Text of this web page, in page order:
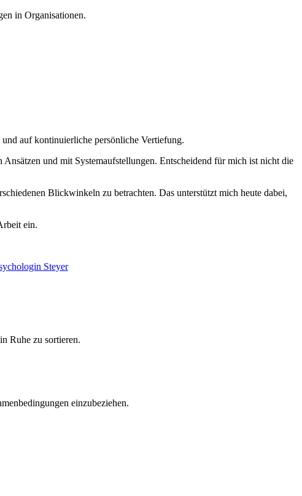
in Organisationen.
auf kontinuierliche persönliche Vertiefung.
und mit Systemaufstellungen. Entscheidend für mich ist nicht die
Blickwinkeln zu betrachten. Das unterstützt mich heute dabei,
ein.
Ruhe zu sortieren.
einzubeziehen.